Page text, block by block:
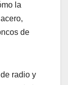
la
de
radio y